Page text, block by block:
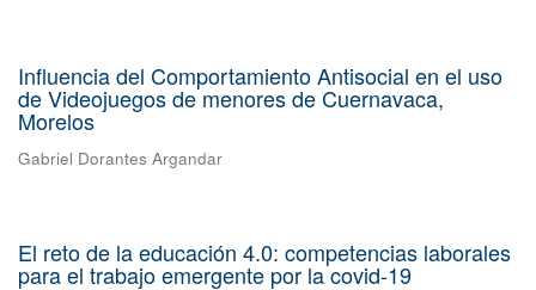
Influencia del Comportamiento Antisocial en el uso
de Videojuegos de menores de Cuernavaca,
Morelos
Gabriel Dorantes Argandar
El reto de la educación 4.0: competencias laborales
para el trabajo emergente por la covid-19